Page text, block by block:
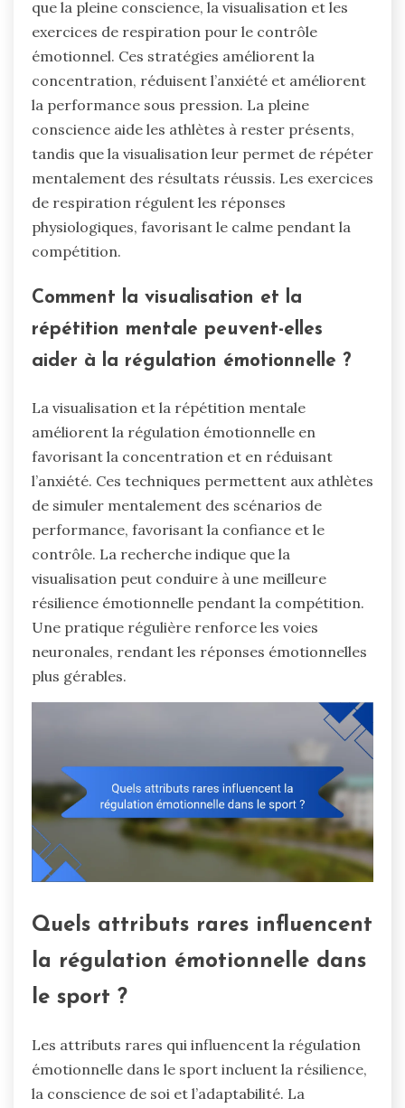
que la pleine conscience, la visualisation et les
exercices de respiration pour le contrôle
émotionnel. Ces stratégies améliorent la
concentration, réduisent l’anxiété et améliorent
la performance sous pression. La pleine
conscience aide les athlètes à rester présents,
tandis que la visualisation leur permet de répéter
mentalement des résultats réussis. Les exercices
de respiration régulent les réponses
physiologiques, favorisant le calme pendant la
compétition.
Comment la visualisation et la
répétition mentale peuvent-elles
aider à la régulation émotionnelle ?
La visualisation et la répétition mentale
améliorent la régulation émotionnelle en
favorisant la concentration et en réduisant
l’anxiété. Ces techniques permettent aux athlètes
de simuler mentalement des scénarios de
performance, favorisant la confiance et le
contrôle. La recherche indique que la
visualisation peut conduire à une meilleure
résilience émotionnelle pendant la compétition.
Une pratique régulière renforce les voies
neuronales, rendant les réponses émotionnelles
plus gérables.
Quels attributs rares influencent
la régulation émotionnelle dans
le sport ?
Les attributs rares qui influencent la régulation
émotionnelle dans le sport incluent la résilience,
la conscience de soi et l’adaptabilité. La